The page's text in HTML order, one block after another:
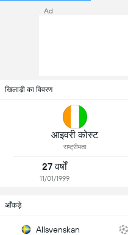
Ad
खिलाड़ी का विवरण
आइवरी कोस्ट
राष्ट्रीयता
27 वर्षों
11/01/1999
आँकड़े
Allsvenskan